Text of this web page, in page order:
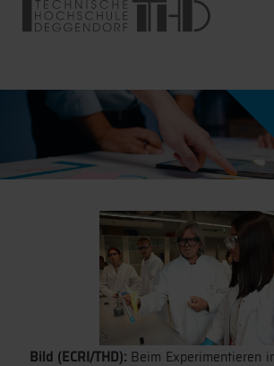
Bild (ECRI/THD): Beim Experimentieren